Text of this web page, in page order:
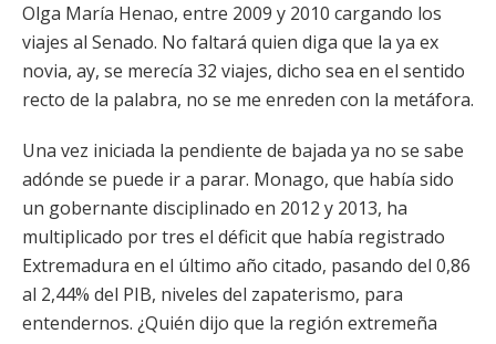
Olga María Henao, entre 2009 y 2010 cargando los
viajes al Senado. No faltará quien diga que la ya ex
novia, ay, se merecía 32 viajes, dicho sea en el sentido
recto de la palabra, no se me enreden con la metáfora.
Una vez iniciada la pendiente de bajada ya no se sabe
adónde se puede ir a parar. Monago, que había sido
un gobernante disciplinado en 2012 y 2013, ha
multiplicado por tres el déficit que había registrado
Extremadura en el último año citado, pasando del 0,86
al 2,44% del PIB, niveles del zapaterismo, para
entendernos. ¿Quién dijo que la región extremeña